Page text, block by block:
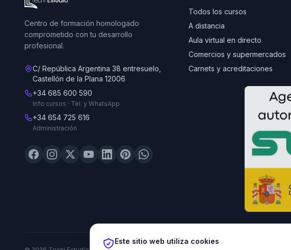
Centro de formación homologado
comprometido con tu desarrollo
profesional.
C/ República Argentina 38 entresuelo,
Castellón de la Plana 12006
+34 685 600 590
Info cursos · Tel. y WhatsApp
+34 654 725 616
Administración
Todos los cursos
A distancia
Aula virtual en directo
Comercios y supermercados
Carnets y acreditaciones
Este sitio web utiliza cookies